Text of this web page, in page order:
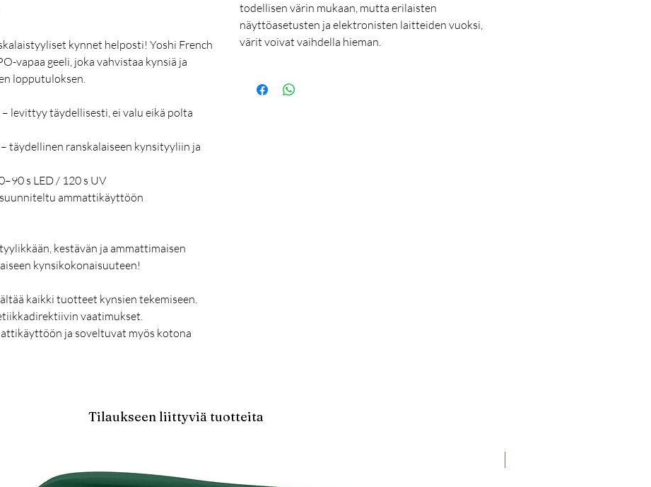
kynnet helposti! Yoshi French
vapaa geeli, joka vahvistaa kynsiä ja
lopputuloksen.
– levittyy täydellisesti, ei valu eikä polta
– täydellinen ranskalaiseen kynsityyliin ja
s LED / 120 s UV
ammattikäyttöön
kestävän ja ammattimaisen
kynsikokonaisuuteen!
kaikki tuotteet kynsien tekemiseen.
vaatimukset.
ja soveltuvat myös kotona
todellisen värin mukaan, mutta erilaisten
näyttöasetusten ja elektronisten laitteiden vuoksi,
värit voivat vaihdella hieman.
Tilaukseen liittyviä tuotteita